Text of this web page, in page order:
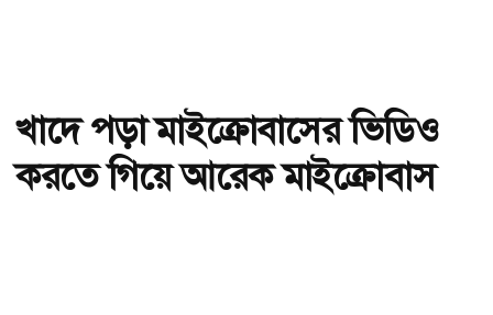
খাদে পড়া মাইক্রোবাসের ভিডিও
করতে গিয়ে আরেক মাইক্রোবাস